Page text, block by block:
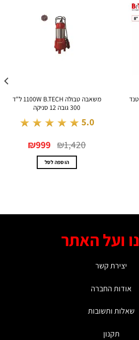
משאבה טבולה 1100W B.TECH ל"ד
★★★★★
₪1,420 המקורי
היה:
₪1,420.
₪ 999 הנוכחי
הוא:
₪999.
הוספה לסל
ועל האתר
קשר
החברה
ותשובות